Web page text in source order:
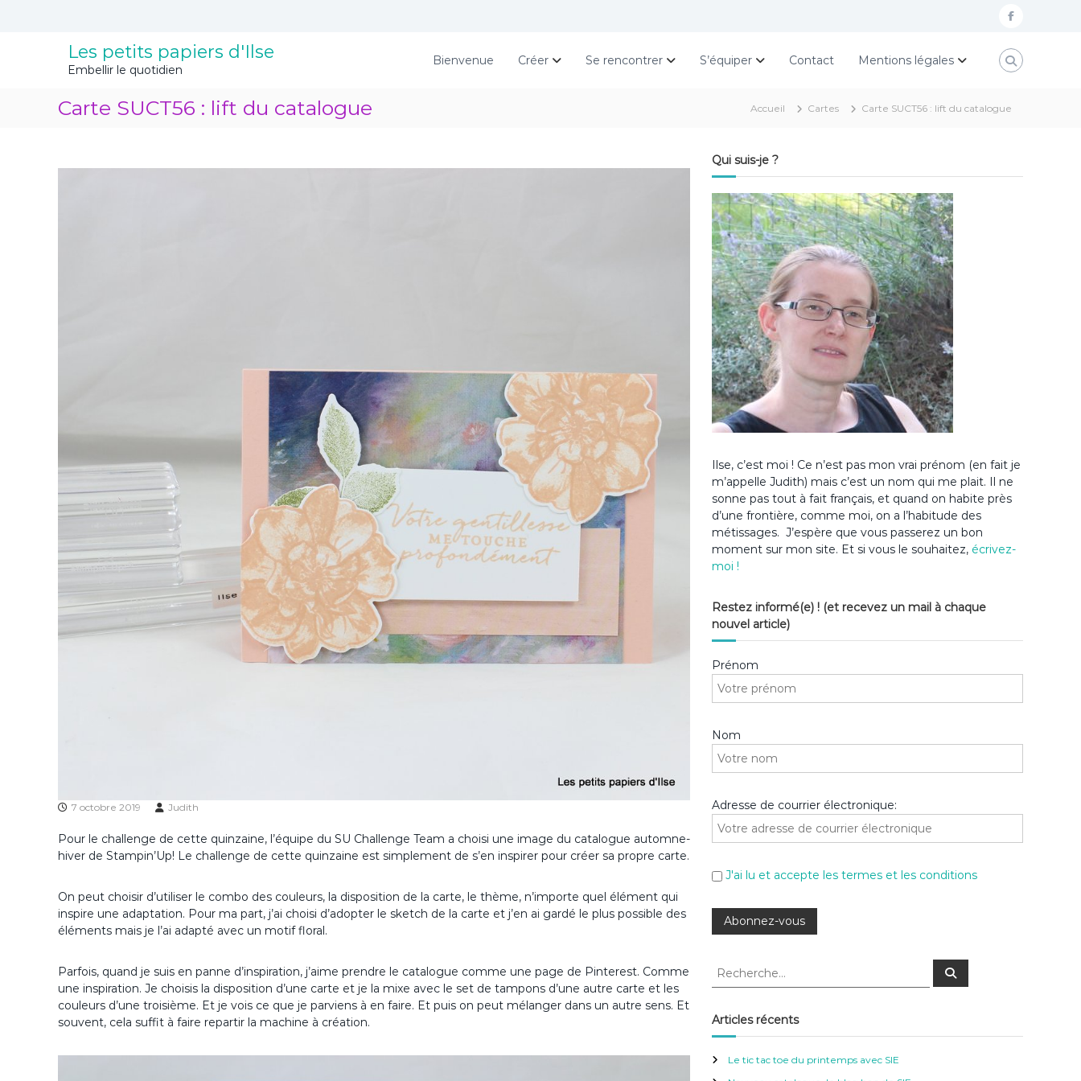
f
c
Les petits papiers d'Ilse
Embellir le quotidien
Bienvenue Créer Se rencontrer S’équiper Contact Mentions légales
Carte SUCT56 : lift du catalogue Accueil Cartes Carte SUCT56 : lift du catalogue
7 octobre 2019 Judith
Pour le challenge de cette quinzaine, l’équipe du SU Challenge Team a choisi une image du catalogue automne-
hiver de Stampin’Up! Le challenge de cette quinzaine est simplement de s’en inspirer pour créer sa propre carte.
On peut choisir d’utiliser le combo des couleurs, la disposition de la carte, le thème, n’importe quel élément qui
inspire une adaptation. Pour ma part, j’ai choisi d’adopter le sketch de la carte et j’en ai gardé le plus possible des
éléments mais je l’ai adapté avec un motif floral.
Parfois, quand je suis en panne d’inspiration, j’aime prendre le catalogue comme une page de Pinterest. Comme
une inspiration. Je choisis la disposition d’une carte et je la mixe avec le set de tampons d’une autre carte et les
couleurs d’une troisième. Et je vois ce que je parviens à en faire. Et puis on peut mélanger dans un autre sens. Et
souvent, cela suffit à faire repartir la machine à création.
Qui suis-je ?
Ilse, c’est moi ! Ce n’est pas mon vrai prénom (en fait je
m’appelle Judith) mais c’est un nom qui me plait. Il ne
sonne pas tout à fait français, et quand on habite près
d’une frontière, comme moi, on a l’habitude des
métissages. J’espère que vous passerez un bon
moment sur mon site. Et si vous le souhaitez, écrivez-
moi !
Restez informé(e) ! (et recevez un mail à chaque
nouvel article)
Prénom
Nom
Adresse de courrier électronique:
J'ai lu et accepte les termes et les conditions
R
h
e
c
R
c
Articles récents
Le tic tac toe du printemps avec SIE